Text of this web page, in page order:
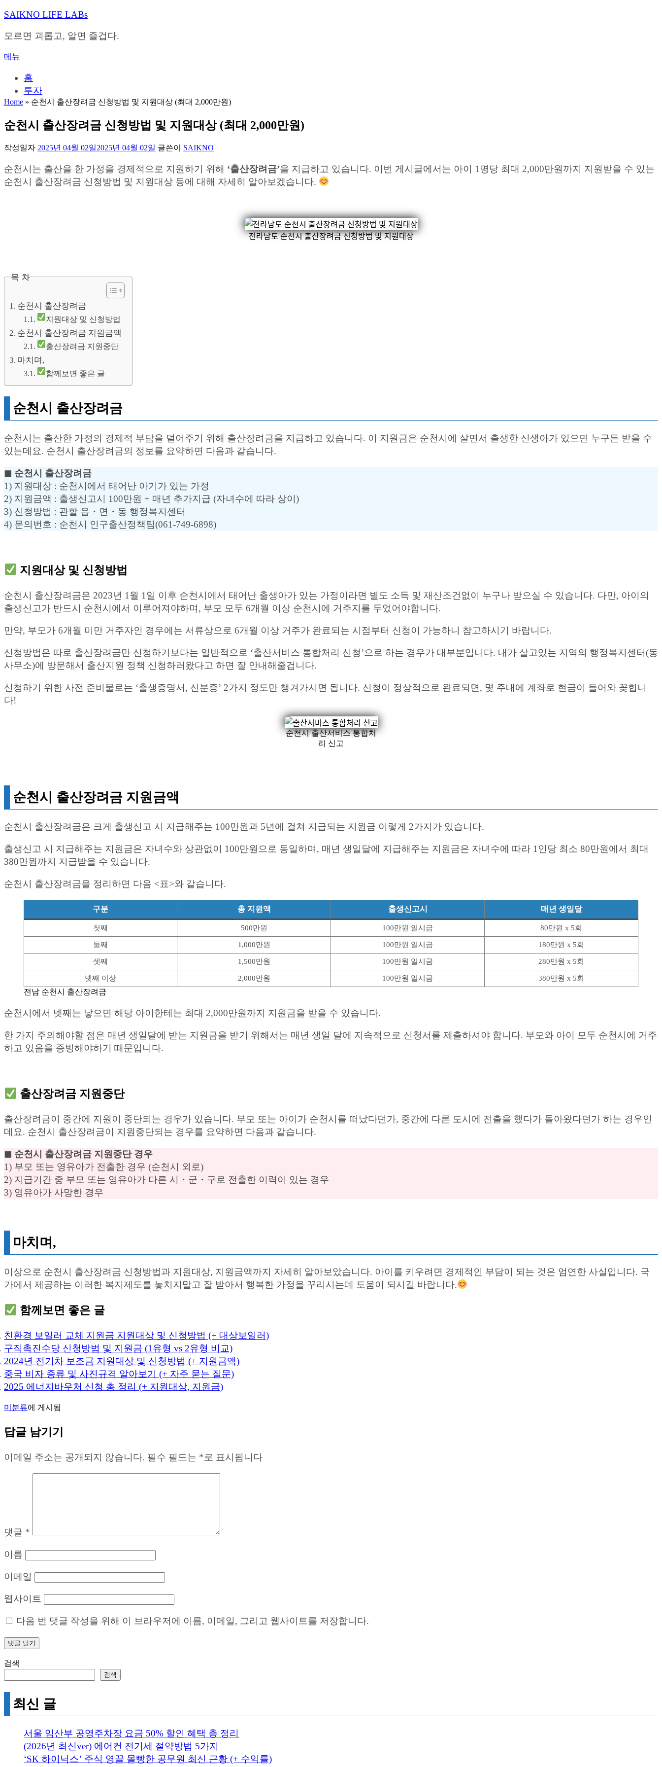
내
으
바
SAIKNO LIFE LABs
모르면 괴롭고, 알면 즐겁다.
메뉴
홈
투자
Home » 순천시 출산장려금 신청방법 및 지원대상 (최대 2,000만원)
순천시 출산장려금 신청방법 및 지원대상 (최대 2,000만원)
작성일자 2025년 04월 02일2025년 04월 02일 글쓴이 SAIKNO
순천시는 출산을 한 가정을 경제적으로 지원하기 위해 ‘출산장려금’을 지급하고 있습니다. 이번 게시글에서는 아이 1명당 최대 2,000만원까지 지원받을 수 있는
순천시 출산장려금 신청방법 및 지원대상 등에 대해 자세히 알아보겠습니다.
전라남도 순천시 출산장려금 신청방법 및 지원대상
목 차
순천시 출산장려금
지원대상 및 신청방법
순천시 출산장려금 지원금액
출산장려금 지원중단
마치며,
함께보면 좋은 글
순천시 출산장려금
순천시는 출산한 가정의 경제적 부담을 덜어주기 위해 출산장려금을 지급하고 있습니다. 이 지원금은 순천시에 살면서 출생한 신생아가 있으면 누구든 받을 수
있는데요. 순천시 출산장려금의 정보를 요약하면 다음과 같습니다.
◼︎ 순천시 출산장려금
1) 지원대상 : 순천시에서 태어난 아기가 있는 가정
2) 지원금액 : 출생신고시 100만원 + 매년 추가지급 (자녀수에 따라 상이)
3) 신청방법 : 관할 읍・면・동 행정복지센터
4) 문의번호 : 순천시 인구출산정책팀(061-749-6898)
지원대상 및 신청방법
순천시 출산장려금은 2023년 1월 1일 이후 순천시에서 태어난 출생아가 있는 가정이라면 별도 소득 및 재산조건없이 누구나 받으실 수 있습니다. 다만, 아이의
출생신고가 반드시 순천시에서 이루어져야하며, 부모 모두 6개월 이상 순천시에 거주지를 두었어야합니다.
만약, 부모가 6개월 미만 거주자인 경우에는 서류상으로 6개월 이상 거주가 완료되는 시점부터 신청이 가능하니 참고하시기 바랍니다.
신청방법은 따로 출산장려금만 신청하기보다는 일반적으로 ‘출산서비스 통합처리 신청’으로 하는 경우가 대부분입니다. 내가 살고있는 지역의 행정복지센터(동
사무소)에 방문해서 출산지원 정책 신청하러왔다고 하면 잘 안내해줄겁니다.
신청하기 위한 사전 준비물로는 ‘출생증명서, 신분증’ 2가지 정도만 챙겨가시면 됩니다. 신청이 정상적으로 완료되면, 몇 주내에 계좌로 현금이 들어와 꽂힙니
다!
순천시 출산서비스 통합처
리 신고
순천시 출산장려금 지원금액
순천시 출산장려금은 크게 출생신고 시 지급해주는 100만원과 5년에 걸쳐 지급되는 지원금 이렇게 2가지가 있습니다.
출생신고 시 지급해주는 지원금은 자녀수와 상관없이 100만원으로 동일하며, 매년 생일달에 지급해주는 지원금은 자녀수에 따라 1인당 최소 80만원에서 최대
380만원까지 지급받을 수 있습니다.
순천시 출산장려금을 정리하면 다음 <표>와 같습니다.
구분 총 지원액 출생신고시 매년 생일달
첫째 500만원 100만원 일시금 80만원 x 5회
둘째 1,000만원 100만원 일시금 180만원 x 5회
셋째 1,500만원 100만원 일시금 280만원 x 5회
넷째 이상 2,000만원 100만원 일시금 380만원 x 5회
전남 순천시 출산장려금
순천시에서 넷째는 낳으면 해당 아이한테는 최대 2,000만원까지 지원금을 받을 수 있습니다.
한 가지 주의해야할 점은 매년 생일달에 받는 지원금을 받기 위해서는 매년 생일 달에 지속적으로 신청서를 제출하셔야 합니다. 부모와 아이 모두 순천시에 거주
하고 있음을 증빙해야하기 때문입니다.
출산장려금 지원중단
출산장려금이 중간에 지원이 중단되는 경우가 있습니다. 부모 또는 아이가 순천시를 떠났다던가, 중간에 다른 도시에 전출을 했다가 돌아왔다던가 하는 경우인
데요. 순천시 출산장려금이 지원중단되는 경우를 요약하면 다음과 같습니다.
◼︎ 순천시 출산장려금 지원중단 경우
1) 부모 또는 영유아가 전출한 경우 (순천시 외로)
2) 지급기간 중 부모 또는 영유아가 다른 시・군・구로 전출한 이력이 있는 경우
3) 영유아가 사망한 경우
마치며,
이상으로 순천시 출산장려금 신청방법과 지원대상, 지원금액까지 자세히 알아보았습니다. 아이를 키우려면 경제적인 부담이 되는 것은 엄연한 사실입니다. 국
가에서 제공하는 이러한 복지제도를 놓치지말고 잘 받아서 행복한 가정을 꾸리시는데 도움이 되시길 바랍니다.
함께보면 좋은 글
친환경 보일러 교체 지원금 지원대상 및 신청방법 (+ 대상보일러)
구직촉진수당 신청방법 및 지원금 (1유형 vs 2유형 비교)
2024년 전기차 보조금 지원대상 및 신청방법 (+ 지원금액)
중국 비자 종류 및 사진규격 알아보기 (+ 자주 묻는 질문)
2025 에너지바우처 신청 총 정리 (+ 지원대상, 지원금)
미분류에 게시됨
답글 남기기
이메일 주소는 공개되지 않습니다. 필수 필드는 *로 표시됩니다
댓글 *
이름
이메일
웹사이트
다음 번 댓글 작성을 위해 이 브라우저에 이름, 이메일, 그리고 웹사이트를 저장합니다.
검색
검색
최신 글
서울 임산부 공영주차장 요금 50% 할인 혜택 총 정리
(2026년 최신ver) 에어컨 전기세 절약방법 5가지
‘SK 하이닉스’ 주식 영끌 몰빵한 공무원 최신 근황 (+ 수익률)